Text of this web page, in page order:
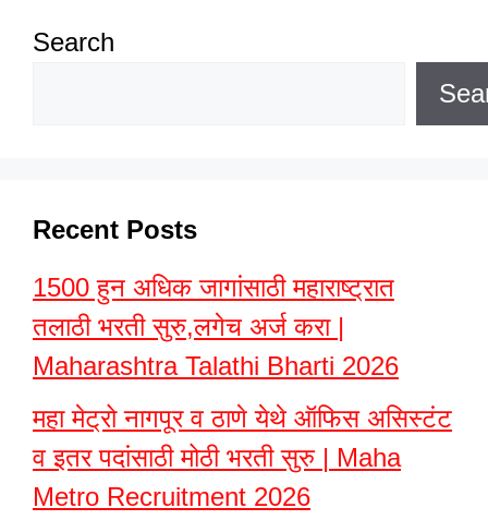
Search
Recent Posts
1500 हुन अधिक जागांसाठी महाराष्ट्रात
तलाठी भरती सुरु,लगेच अर्ज करा |
Maharashtra Talathi Bharti 2026
महा मेट्रो नागपूर व ठाणे येथे ऑफिस असिस्टंट
व इतर पदांसाठी मोठी भरती सुरु | Maha
Metro Recruitment 2026